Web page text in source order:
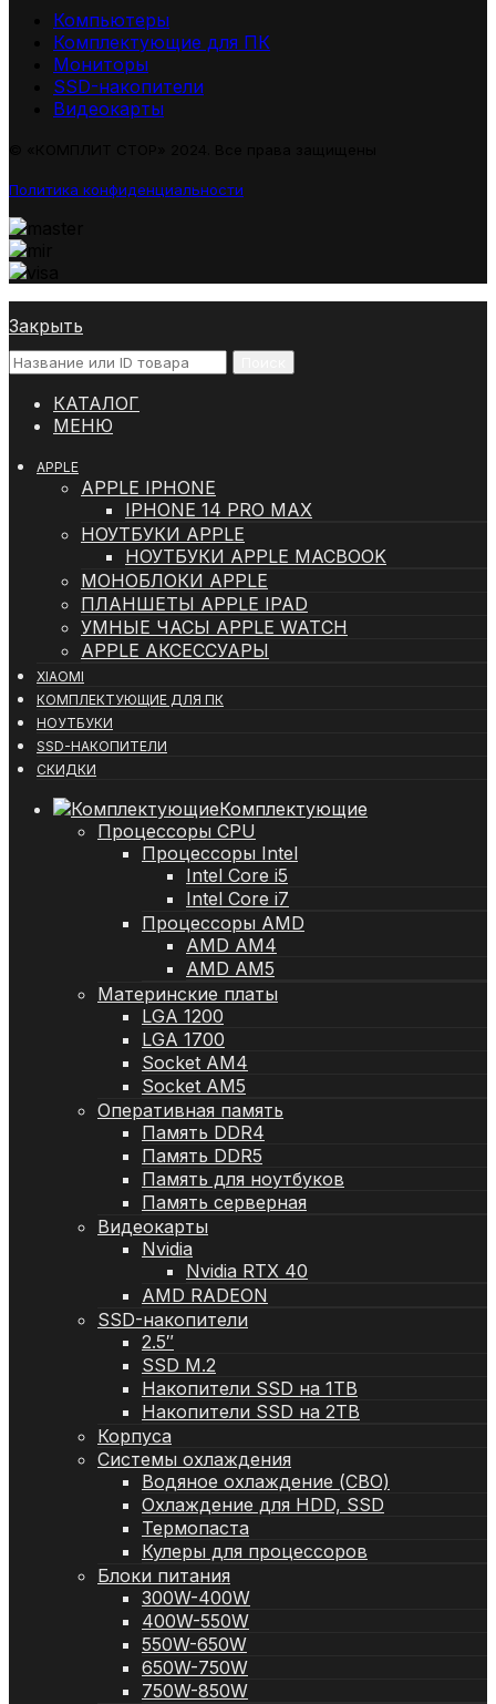
Компьютеры
Комплектующие для ПК
Мониторы
SSD-накопители
Видеокарты
Политика конфиденциальности
Закрыть
КАТАЛОГ
МЕНЮ
APPLE
APPLE IPHONE
IPHONE 14 PRO MAX
НОУТБУКИ APPLE
НОУТБУКИ APPLE MACBOOK
МОНОБЛОКИ APPLE
ПЛАНШЕТЫ APPLE IPAD
УМНЫЕ ЧАСЫ APPLE WATCH
APPLE АКСЕССУАРЫ
XIAOMI
КОМПЛЕКТУЮЩИЕ ДЛЯ ПК
НОУТБУКИ
SSD-НАКОПИТЕЛИ
СКИДКИ
Комплектующие
Процессоры CPU
Процессоры Intel
Intel Core i5
Intel Core i7
Процессоры AMD
AMD AM4
AMD AM5
Материнские платы
LGA 1200
LGA 1700
Socket AM4
Socket AM5
Оперативная память
Память DDR4
Память DDR5
Память для ноутбуков
Память серверная
Видеокарты
Nvidia
Nvidia RTX 40
AMD RADEON
SSD-накопители
2.5″
SSD M.2
Накопители SSD на 1TB
Накопители SSD на 2TB
Корпуса
Системы охлаждения
Водяное охлаждение (СВО)
Охлаждение для HDD, SSD
Термопаста
Кулеры для процессоров
Блоки питания
300W-400W
400W-550W
550W-650W
650W-750W
750W-850W